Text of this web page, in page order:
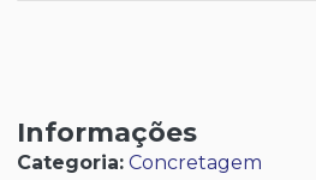
Informações
Categoria: Concretagem